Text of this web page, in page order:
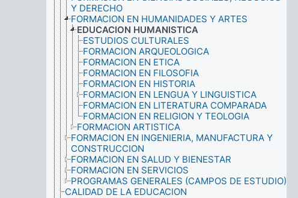
Y DERECHO
FORMACION EN HUMANIDADES Y ARTES
EDUCACION HUMANISTICA
ESTUDIOS CULTURALES
FORMACION ARQUEOLOGICA
FORMACION EN ETICA
FORMACION EN FILOSOFIA
FORMACION EN HISTORIA
FORMACION EN LENGUA Y LINGUISTICA
FORMACION EN LITERATURA COMPARADA
FORMACION EN RELIGION Y TEOLOGIA
FORMACION ARTISTICA
FORMACION EN INGENIERIA, MANUFACTURA Y
CONSTRUCCION
FORMACION EN SALUD Y BIENESTAR
FORMACION EN SERVICIOS
PROGRAMAS GENERALES (CAMPOS DE ESTUDIO)
CALIDAD DE LA EDUCACION